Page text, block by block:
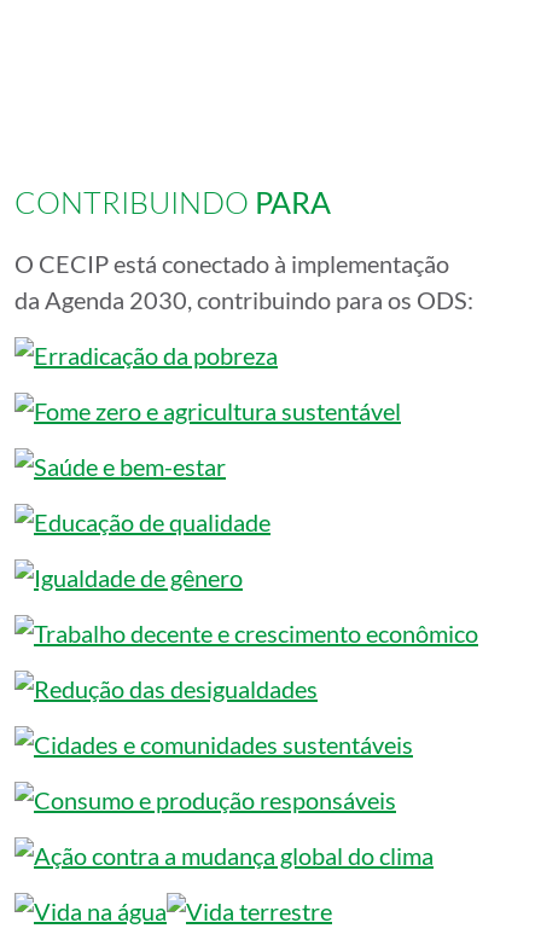
CONTRIBUINDO PARA
O CECIP está conectado à implementação
da Agenda 2030, contribuindo para os ODS: